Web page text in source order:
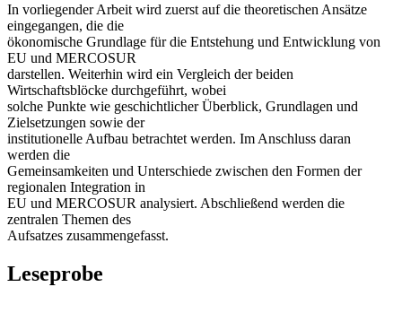
In vorliegender Arbeit wird zuerst auf die theoretischen Ansätze
eingegangen, die die
ökonomische Grundlage für die Entstehung und Entwicklung von
EU und MERCOSUR
darstellen. Weiterhin wird ein Vergleich der beiden
Wirtschaftsblöcke durchgeführt, wobei
solche Punkte wie geschichtlicher Überblick, Grundlagen und
Zielsetzungen sowie der
institutionelle Aufbau betrachtet werden. Im Anschluss daran
werden die
Gemeinsamkeiten und Unterschiede zwischen den Formen der
regionalen Integration in
EU und MERCOSUR analysiert. Abschließend werden die
zentralen Themen des
Aufsatzes zusammengefasst.
Leseprobe